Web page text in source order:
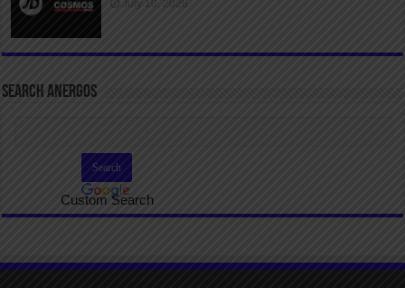
July 10, 2026
SEARCH ANERGOS
Custom Search